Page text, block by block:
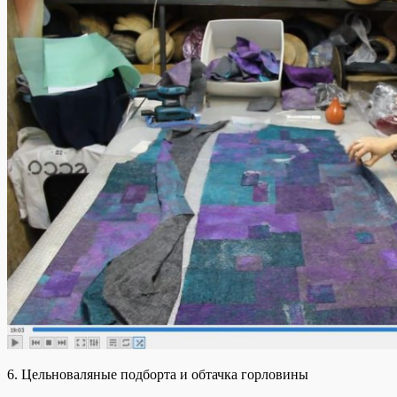
6. Цельноваляные подборта и обтачка горловины